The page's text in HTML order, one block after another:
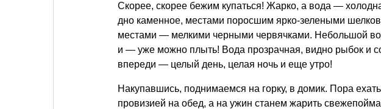
Скорее, скорее бежим купаться! Жарко, а вода —
дно каменное, местами поросшим ярко-зелеными
местами — мелкими черными червячками. Небольшой
и — уже можно плыть! Вода прозрачная, видно рыбок и
впереди — целый день, целая ночь и еще утро!
Накупавшись, поднимаемся на горку, в домик. Пора ехать
провизией на обед, а на ужин станем жарить